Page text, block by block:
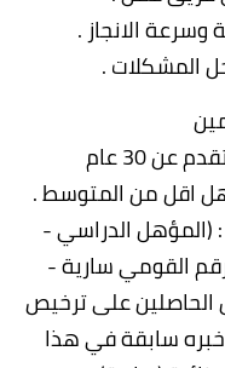
الانجاز .
المشكلات .
عن 30 عام
اقل من المتوسط .
(المؤهل الدراسي -
القومي سارية -
على ترخيص
خبره سابقة في هذا